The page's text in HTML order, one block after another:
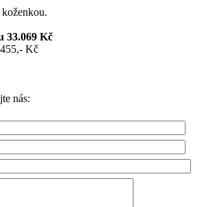
33.069 Kč
Kč
nás: